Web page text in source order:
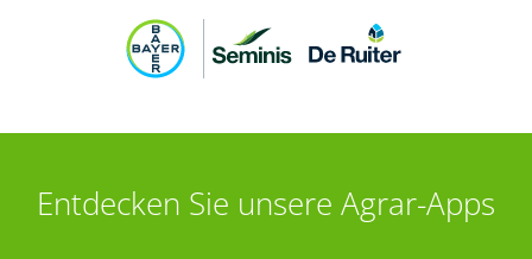
Entdecken Sie unsere Agrar-Apps